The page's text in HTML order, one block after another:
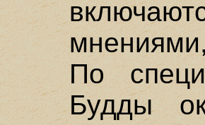
По
Будды